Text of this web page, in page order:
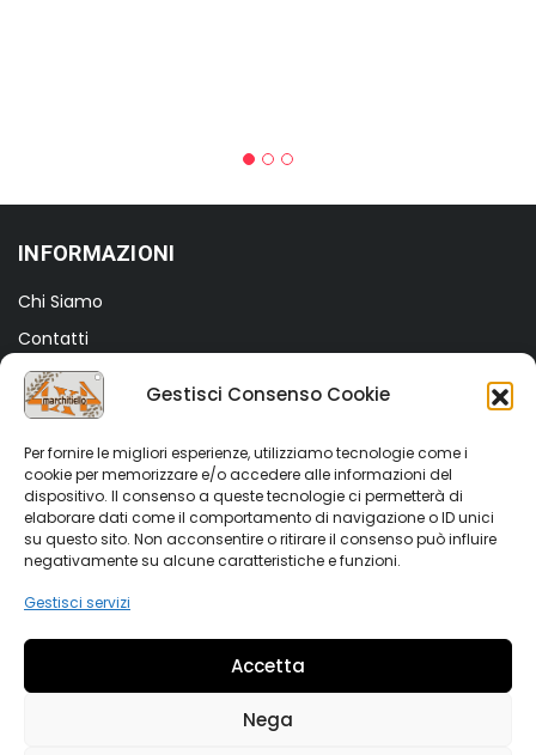
Gestisci Consenso Cookie
Per fornire le migliori esperienze, utilizziamo tecnologie come i
cookie per memorizzare e/o accedere alle informazioni del
dispositivo. Il consenso a queste tecnologie ci permetterà di
elaborare dati come il comportamento di navigazione o ID unici
su questo sito. Non acconsentire o ritirare il consenso può influire
negativamente su alcune caratteristiche e funzioni.
Gestisci servizi
Accetta
Nega
INFORMAZIONI
Chi Siamo
Contatti
Termini e Condizioni
Privacy Policy
Cookie Policy (UE)
SHOP
Shop
My account
Wishlist